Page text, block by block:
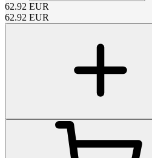
62.92 EUR
62.92 EUR